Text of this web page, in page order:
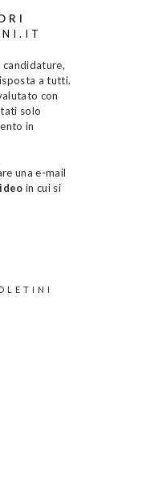
candidature,
a tutti.
con
solo
in
una e-mail
in cui si